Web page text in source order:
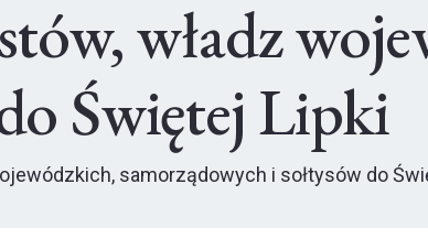
władz
Świętej Lipki
samorządowych i sołtysów do